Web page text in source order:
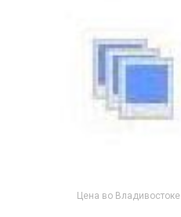
Цена во Владивостоке